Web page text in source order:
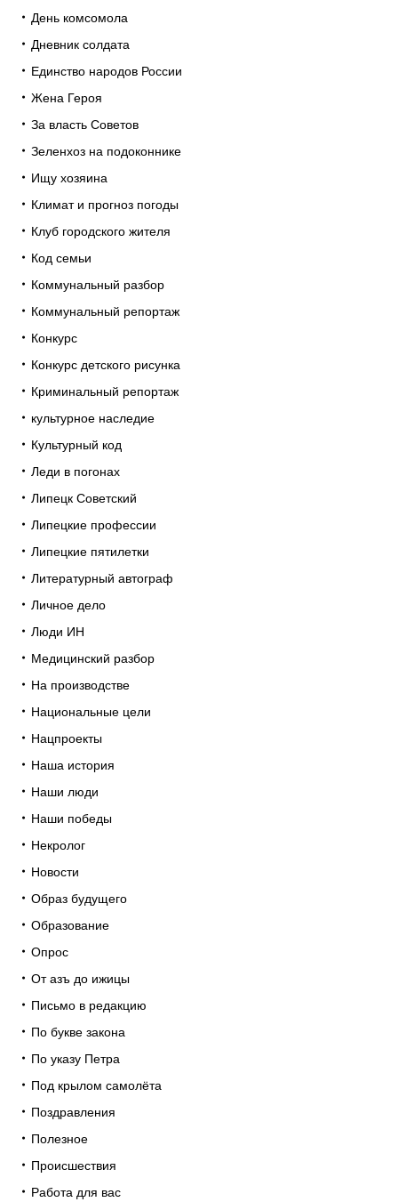
День комсомола
Дневник солдата
Единство народов России
Жена Героя
За власть Советов
Зеленхоз на подоконнике
Ищу хозяина
Климат и прогноз погоды
Клуб городского жителя
Код семьи
Коммунальный разбор
Коммунальный репортаж
Конкурс
Конкурс детского рисунка
Криминальный репортаж
культурное наследие
Культурный код
Леди в погонах
Липецк Советский
Липецкие профессии
Липецкие пятилетки
Литературный автограф
Личное дело
Люди ИН
Медицинский разбор
На производстве
Национальные цели
Нацпроекты
Наша история
Наши люди
Наши победы
Некролог
Новости
Образ будущего
Образование
Опрос
От азъ до ижицы
Письмо в редакцию
По букве закона
По указу Петра
Под крылом самолёта
Поздравления
Полезное
Происшествия
Работа для вас